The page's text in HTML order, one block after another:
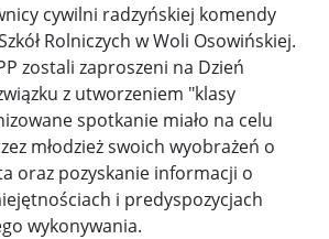
cywilni radzyńskiej komendy
Rolniczych w Woli Osowińskiej.
zostali zaproszeni na Dzień
z utworzeniem "klasy
spotkanie miało na celu
młodzież swoich wyobrażeń o
oraz pozyskanie informacji o
i predyspozycjach
wykonywania.